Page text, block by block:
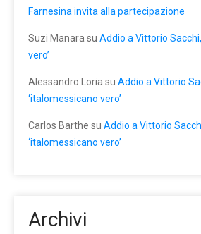
Farnesina invita alla partecipazione
Suzi Manara su Addio a Vittorio
vero’
Alessandro Loria su Addio a Vittorio
‘italomessicano vero’
Carlos Barthe su Addio a Vittorio
‘italomessicano vero’
Archivi